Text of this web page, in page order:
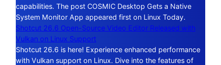
capabilities. The post COSMIC Desktop Gets a Native
System Monitor App appeared first on Linux Today.
Shotcut 26.6 Open-Source Video Editor Released with
Vulkan on Linux Support
Shotcut 26.6 is here! Experience enhanced performance
with Vulkan support on Linux. Dive into the features of